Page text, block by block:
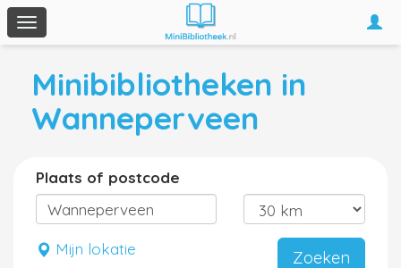
Toggle
navigation
Minibibliotheken in
Wanneperveen
Plaats of postcode
Mijn lokatie Zoeken